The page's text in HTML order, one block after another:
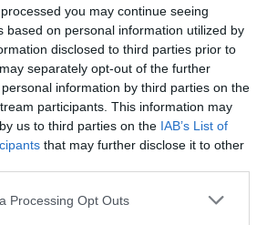
you may continue seeing
based on personal information utilized by
disclosed to third parties prior to
separately opt-out of the further
information by third parties on the
participants. This information may
us to third parties on the IAB’s List of
that may further disclose it to other
Processing Opt Outs
Πειραιά, Λεωφ. Ηρ. Πολυτεχνείου 32,
Πειραιά